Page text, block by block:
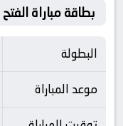
بطاقة مباراة الفتح
البطولة
موعد المباراة